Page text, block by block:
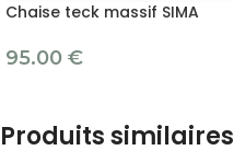
Chaise teck massif SIMA
95.00 €
Produits similaires